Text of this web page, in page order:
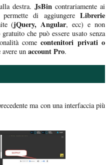
destra. JsBin contrariamente ai
di aggiungere Librerie
(jQuery, Angular, ecc) e non
che può essere usato senza
comecontenitori privati o
un account Pro.
ma con una interfaccia più